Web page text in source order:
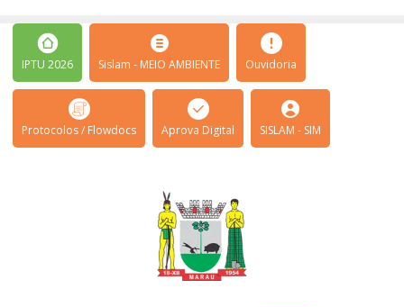
IPTU 2026 Sislam - MEIO AMBIENTE Ouvidoria
Protocolos / Flowdocs Aprova Digital SISLAM - SIM